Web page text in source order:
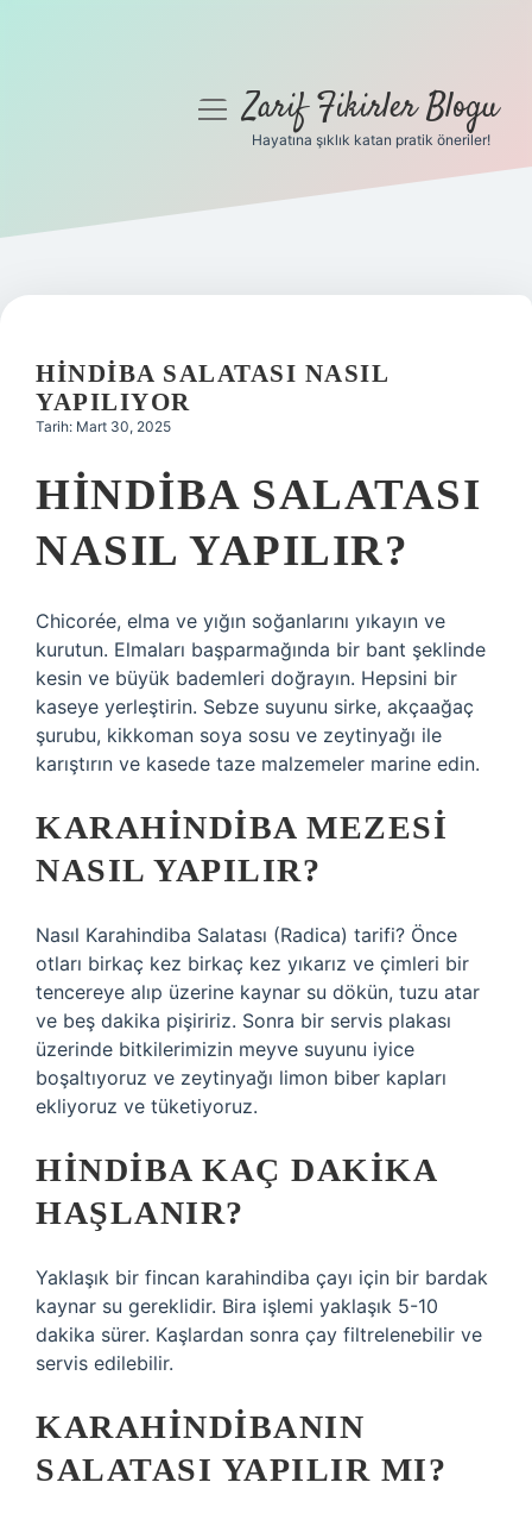
Gizlilik Politikası
Yasal Uyarı
menüyüZarif Fikirler Blogu
Hayatına şıklık katan pratik öneriler!
HINDIBA SALATASI NASIL
YAPILIYOR
Tarih: Mart 30, 2025
HINDIBA SALATASI
NASIL YAPILIR?
Chicorée, elma ve yığın soğanlarını yıkayın ve
kurutun. Elmaları başparmağında bir bant şeklinde
kesin ve büyük bademleri doğrayın. Hepsini bir
kaseye yerleştirin. Sebze suyunu sirke, akçaağaç
şurubu, kikkoman soya sosu ve zeytinyağı ile
karıştırın ve kasede taze malzemeler marine edin.
KARAHINDIBA MEZESI
NASIL YAPILIR?
Nasıl Karahindiba Salatası (Radica) tarifi? Önce
otları birkaç kez birkaç kez yıkarız ve çimleri bir
tencereye alıp üzerine kaynar su dökün, tuzu atar
ve beş dakika pişiririz. Sonra bir servis plakası
üzerinde bitkilerimizin meyve suyunu iyice
boşaltıyoruz ve zeytinyağı limon biber kapları
ekliyoruz ve tüketiyoruz.
HINDIBA KAÇ DAKIKA
HAŞLANIR?
Yaklaşık bir fincan karahindiba çayı için bir bardak
kaynar su gereklidir. Bira işlemi yaklaşık 5-10
dakika sürer. Kaşlardan sonra çay filtrelenebilir ve
servis edilebilir.
KARAHINDIBANIN
SALATASI YAPILIR MI?